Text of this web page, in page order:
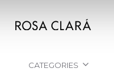
CATEGORIES